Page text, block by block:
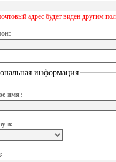
адрес будет виден другим
информация
имя:
в: